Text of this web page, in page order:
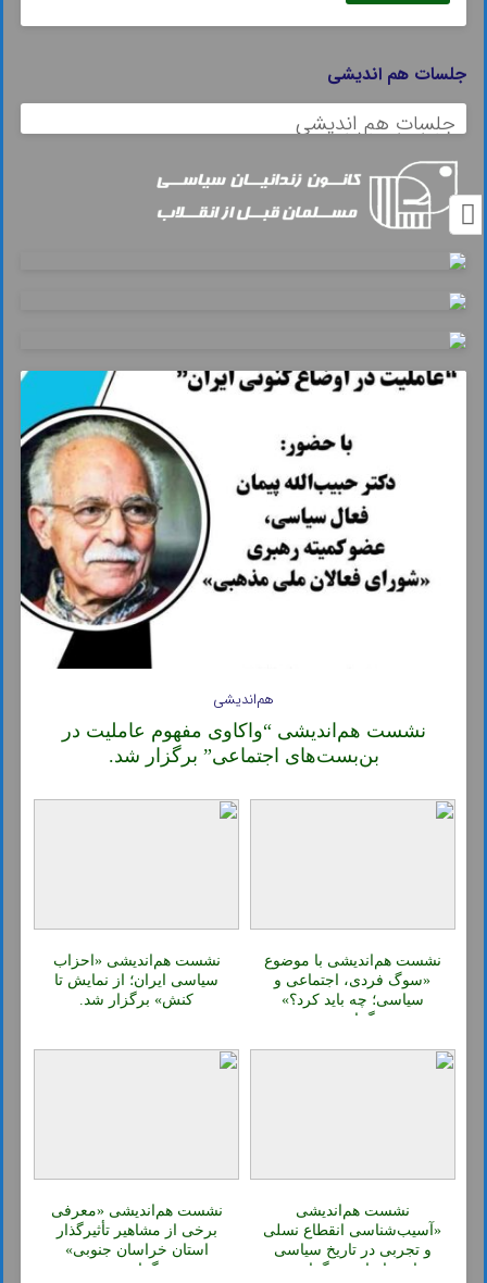
جلسات هم اندیشی
جلسات هم اندیشی
هم‌اندیشی
نشست هم‌اندیشی “واکاوی مفهوم عاملیت در
بن‌بست‌های اجتماعی” برگزار شد.
نشست هم‌اندیشی با موضوع
«سوگ فردی، اجتماعی و
سیاسی؛ چه باید کرد؟»
برگزار شد.
نشست هم‌اندیشی «احزاب
سیاسی ایران؛ از نمایش تا
کنش» برگزار شد.
نشست هم‌اندیشی
«آسیب‌شناسی انقطاع نسلی
و تجربی در تاریخ سیاسی
معاصر ایران» برگزار شد.
نشست هم‌اندیشی «معرفی
برخی از مشاهیر تأثیرگذار
استان خراسان جنوبی»
برگزار شد.